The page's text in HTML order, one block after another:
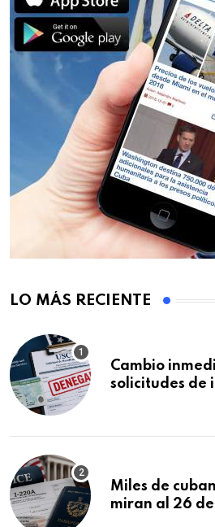
LO MÁS RECIENTE
Cambio
solicitudes de
Miles de
miran al 26